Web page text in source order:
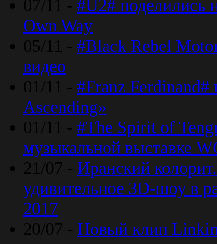
07/11 - #U2#
Own Way
05/11 - #Black Rebel
видео
01/11 - #Franz Ferdinand#
Ascending»
01/11 - #The Spirit of
музыкальной выставке
21/07 - Иранский
удивительное 3D-шоу в
2017
20/07 - Новый клип Linkin